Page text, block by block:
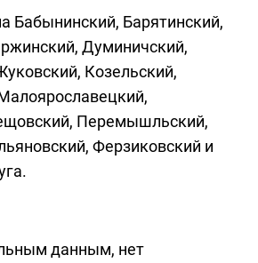
Бабынинский, Барятинский,
Думиничский,
Козельский,
Перемышльский,
Ферзиковский и
данным, нет